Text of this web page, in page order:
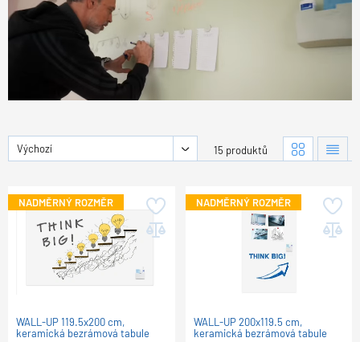
Výchozí 15 produktů
NADMĚRNÝ ROZMĚR
WALL-UP 119.5x200 cm,
keramická bezrámová tabule
NADMĚRNÝ ROZMĚR
WALL-UP 200x119.5 cm,
keramická bezrámová tabule